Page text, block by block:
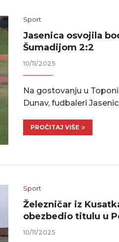
Sport
Jasenica osvojila
Šumadijom 2:2
10/11/2025
Na gostovanju u
Dunav, fudbaleri
PROČITAJ VIŠE
Sport
Železničar iz
obezbedio titulu u
10/11/2025